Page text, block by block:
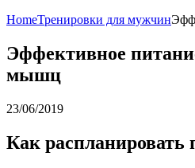
HomeТренировки для мужчин
Эффективное
мышц
23/06/2019
Как